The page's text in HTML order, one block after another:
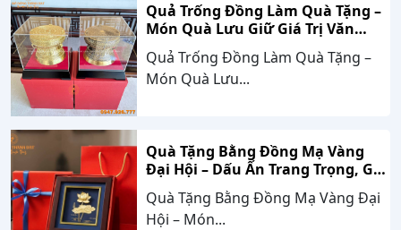
Quả Trống Đồng Làm Quà Tặng –
Món Quà Lưu Giữ Giá Trị Văn
Hóa, Gắn Kết Thành Công
Quả Trống Đồng Làm Quà Tặng –
Món Quà Lưu...
Quà Tặng Bằng Đồng Mạ Vàng
Đại Hội – Dấu Ấn Trang Trọng, Giá
Trị Bền Vững Theo Thời Gian
Quà Tặng Bằng Đồng Mạ Vàng Đại
Hội – Món...